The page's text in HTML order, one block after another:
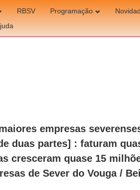
RBSV Programação
empresas
duas partes] : faturam
cresceram quase 15
de Sever do Vouga /